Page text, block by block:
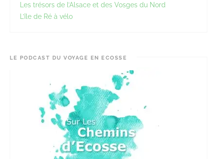
Les trésors de l’Alsace et des Vosges du Nord
L’île de Ré à vélo
LE PODCAST DU VOYAGE EN ECOSSE